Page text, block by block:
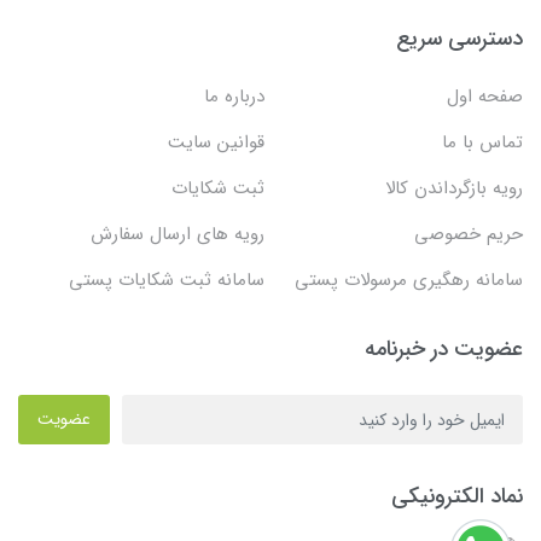
دسترسی سریع
صفحه اول
درباره ما
تماس با ما
قوانین سایت
رویه بازگرداندن کالا
ثبت شکایات
حریم خصوصی
رویه های ارسال سفارش
سامانه رهگیری مرسولات پستی
سامانه ثبت شکایات پستی
عضویت در خبرنامه
عضویت
نماد الکترونیکی